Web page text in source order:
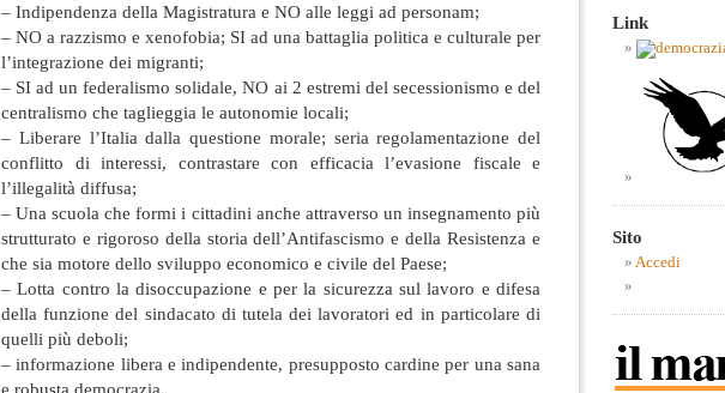
– Indipendenza della Magistratura e NO alle leggi ad personam;
– NO a razzismo e xenofobia; SI ad una battaglia politica e culturale per
l’integrazione dei migranti;
– SI ad un federalismo solidale, NO ai 2 estremi del secessionismo e del
centralismo che taglieggia le autonomie locali;
– Liberare l’Italia dalla questione morale; seria regolamentazione del
conflitto di interessi, contrastare con efficacia l’evasione fiscale e
l’illegalità diffusa;
– Una scuola che formi i cittadini anche attraverso un insegnamento più
strutturato e rigoroso della storia dell’Antifascismo e della Resistenza e
che sia motore dello sviluppo economico e civile del Paese;
– Lotta contro la disoccupazione e per la sicurezza sul lavoro e difesa
della funzione del sindacato di tutela dei lavoratori ed in particolare di
quelli più deboli;
– informazione libera e indipendente, presupposto cardine per una sana
Link
Sito
Accedi